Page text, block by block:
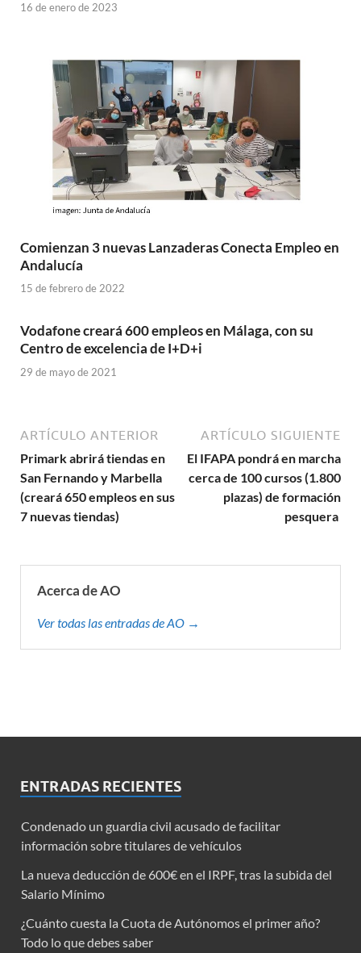
16 de enero de 2023
Comienzan 3 nuevas Lanzaderas Conecta Empleo en
Andalucía
15 de febrero de 2022
Vodafone creará 600 empleos en Málaga, con su
Centro de excelencia de I+D+i
29 de mayo de 2021
ARTÍCULO ANTERIOR
Primark abrirá tiendas en
San Fernando y Marbella
(creará 650 empleos en sus
7 nuevas tiendas)
ARTÍCULO SIGUIENTE
El IFAPA pondrá en marcha
cerca de 100 cursos (1.800
plazas) de formación
pesquera
Acerca de AO
Ver todas las entradas de AO →
ENTRADAS RECIENTES
Condenado un guardia civil acusado de facilitar
información sobre titulares de vehículos
La nueva deducción de 600€ en el IRPF, tras la subida del
Salario Mínimo
¿Cuánto cuesta la Cuota de Autónomos el primer año?
Todo lo que debes saber